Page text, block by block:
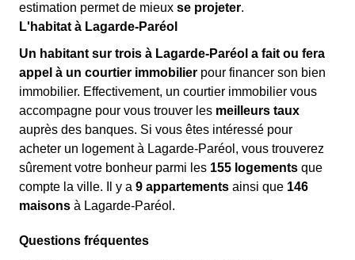
estimation permet de mieux se projeter.
L'habitat à Lagarde-Paréol
Un habitant sur trois à Lagarde-Paréol a fait ou fera
appel à un courtier immobilier pour financer son bien
immobilier. Effectivement, un courtier immobilier vous
accompagne pour vous trouver les meilleurs taux
auprès des banques. Si vous êtes intéressé pour
acheter un logement à Lagarde-Paréol, vous trouverez
sûrement votre bonheur parmi les 155 logements que
compte la ville. Il y a 9 appartements ainsi que 146
maisons à Lagarde-Paréol.
Questions fréquentes